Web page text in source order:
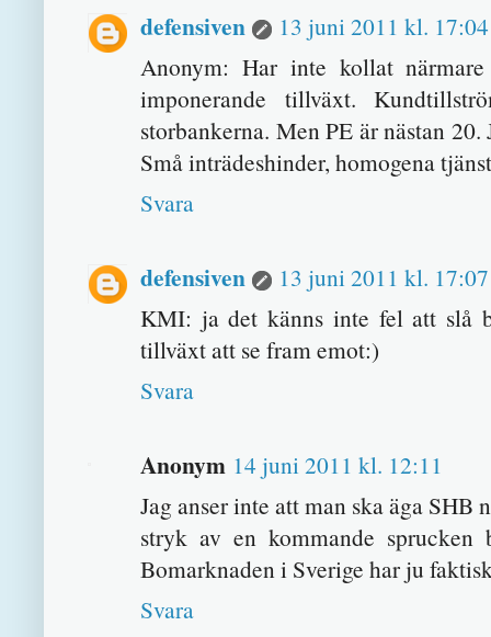
defensiven
13 juni 2011 kl. 17:04
Anonym: Har inte kollat
imponerande tillväxt.
storbankerna. Men PE är nästan
Små inträdeshinder, homogena
Svara
defensiven
13 juni 2011 kl. 17:07
KMI: ja det känns inte fel att slå
tillväxt att se fram emot:)
Svara
Anonym 14 juni 2011 kl. 12:11
Jag anser inte att man ska äga SHB
stryk av en kommande
Bomarknaden i Sverige har ju
Svara